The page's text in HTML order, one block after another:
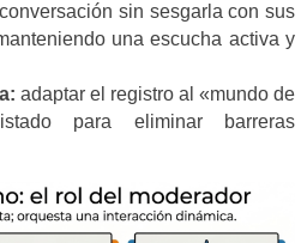
sin sesgarla con sus
una escucha activa y
adaptar el registro al «mundo de
para eliminar barreras